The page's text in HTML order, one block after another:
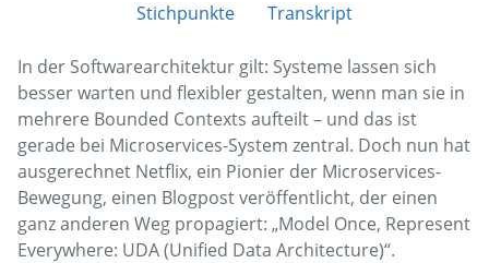
Stichpunkte
Transkript
In der Softwarearchitektur gilt: Systeme lassen sich
besser warten und flexibler gestalten, wenn man sie in
mehrere Bounded Contexts aufteilt – und das ist
gerade bei Microservices-System zentral. Doch nun hat
ausgerechnet Netflix, ein Pionier der Microservices-
Bewegung, einen Blogpost veröffentlicht, der einen
ganz anderen Weg propagiert: „Model Once, Represent
Everywhere: UDA (Unified Data Architecture)“.